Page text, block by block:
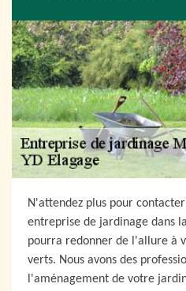
N'attendez plus pour
entreprise de jardinage dans
pourra redonner de l'allure à
verts. Nous avons des
l'aménagement de votre